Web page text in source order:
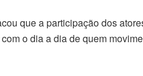
que a participação dos
o dia a dia de quem